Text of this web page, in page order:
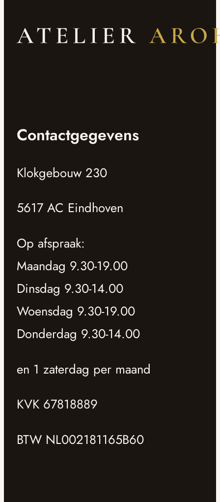
Contactgegevens
Klokgebouw 230
5617 AC Eindhoven
Op afspraak:
Maandag 9.30-19.00
Dinsdag 9.30-14.00
Woensdag 9.30-19.00
Donderdag 9.30-14.00
en 1 zaterdag per maand
KVK 67818889
BTW NL002181165B60